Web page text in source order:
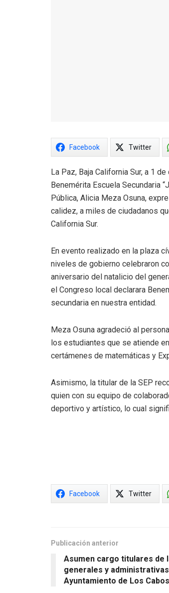
Facebook Twitter
La Paz, Baja California Sur, a 1
Benemérita Escuela Secundaria
Pública, Alicia Meza Osuna,
calidez, a miles de ciudadanos
California Sur.
En evento realizado en la plaza
niveles de gobierno celebraron
aniversario del natalicio del
el Congreso local declarara
secundaria en nuestra entidad.
Meza Osuna agradeció al
los estudiantes que se atiende
certámenes de matemáticas y
Asimismo, la titular de la SEP
quien con su equipo de
deportivo y artístico, lo cual
Facebook Twitter
Publicación anterior
Asumen cargo titulares de
generales y
Ayuntamiento de Los Cabos